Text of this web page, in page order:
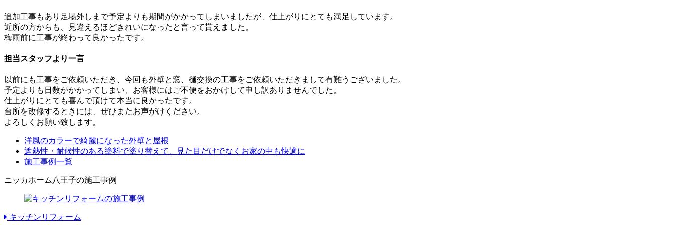
追加工事もあり足場外しまで予定よりも期間がかかってしまいましたが、仕上がりにとても満足しています。
近所の方からも、見違えるほどきれいになったと言って貰えました。
梅雨前に工事が終わって良かったです。
担当スタッフより一言
以前にも工事をご依頼いただき、今回も外壁と窓、樋交換の工事をご依頼いただきまして有難うございました。
予定よりも日数がかかってしまい、お客様にはご不便をおかけして申し訳ありませんでした。
仕上がりにとても喜んで頂けて本当に良かったです。
台所を改修するときには、ぜひまたお声がけください。
よろしくお願い致します。
洋風のカラーで綺麗になった外壁と屋根
遮熱性・耐候性のある塗料で塗り替えて、見た目だけでなくお家の中も快適に
施工事例一覧
ニッカホーム八王子の施工事例
キッチンリフォーム